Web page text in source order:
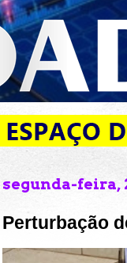
segunda-feira,
Perturbação